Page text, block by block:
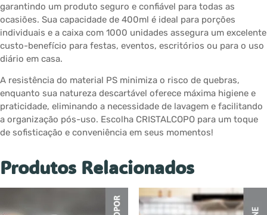
garantindo um produto seguro e confiável para todas as
ocasiões. Sua capacidade de 400ml é ideal para porções
individuais e a caixa com 1000 unidades assegura um excelente
custo-benefício para festas, eventos, escritórios ou para o uso
diário em casa.
A resistência do material PS minimiza o risco de quebras,
enquanto sua natureza descartável oferece máxima higiene e
praticidade, eliminando a necessidade de lavagem e facilitando
a organização pós-uso. Escolha CRISTALCOPO para um toque
de sofisticação e conveniência em seus momentos!
Produtos Relacionados